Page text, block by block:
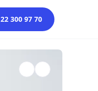
22 300 97 70